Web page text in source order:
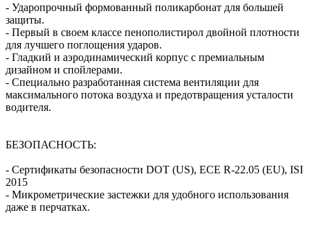
- Ударопрочный формованный поликарбонат для большей
защиты.
- Первый в своем классе пенополистирол двойной плотности
для лучшего поглощения ударов.
- Гладкий и аэродинамический корпус с премиальным
дизайном и спойлерами.
- Специально разработанная система вентиляции для
максимального потока воздуха и предотвращения усталости
водителя.
БЕЗОПАСНОСТЬ:
- Сертификаты безопасности DOT (US), ECE R-22.05 (EU), ISI
2015
- Микрометрические застежки для удобного использования
даже в перчатках.